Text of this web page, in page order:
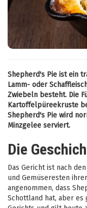
Shepherd's Pie ist ein
Lamm- oder
Zwiebeln besteht. Die
Kartoffelpüreekruste
Shepherd's Pie wird
Minzgelee serviert.
Die
Das Gericht ist nach
und Gemüseresten
angenommen, dass
Schottland hat, aber es